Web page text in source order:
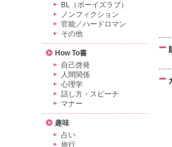
BL（ボーイズラブ）
ノンフィクション
官能／ハードロマン
その他
How To書
自己啓発
人間関係
心理学
話し方・スピーチ
マナー
趣味
占い
旅行